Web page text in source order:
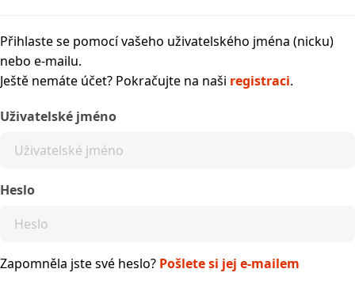
Přihlaste se pomocí vašeho uživatelského jména (nicku)
nebo e-mailu.
Ještě nemáte účet? Pokračujte na naši registraci.
Uživatelské jméno
Heslo
Zapomněla jste své heslo? Pošlete si jej e-mailem